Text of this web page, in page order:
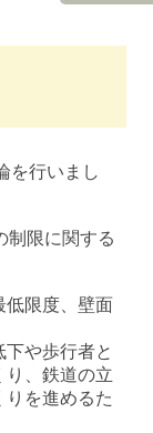
を行いまし
限に関する
低限度、壁面
や歩行者と
り、鉄道の立
を進めるた